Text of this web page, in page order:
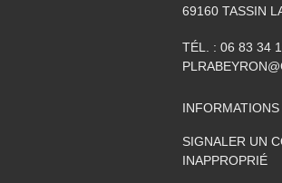
69160 TASSIN
TÉL. : 06 83 34
SIGNALER UN
INAPPROPRIÉ